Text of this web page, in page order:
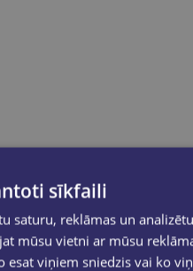
sīkfaili
saturu, reklāmas un
mūsu vietni ar mūsu
viņiem sniedzis vai ko